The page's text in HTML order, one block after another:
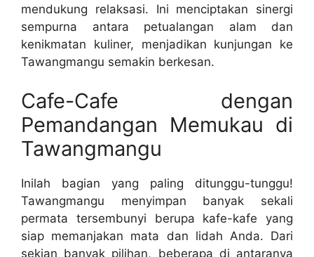
mendukung relaksasi. Ini menciptakan sinergi
sempurna antara petualangan alam dan
kenikmatan kuliner, menjadikan kunjungan ke
Tawangmangu semakin berkesan.
Cafe-Cafe dengan
Pemandangan Memukau di
Tawangmangu
Inilah bagian yang paling ditunggu-tunggu!
Tawangmangu menyimpan banyak sekali
permata tersembunyi berupa kafe-kafe yang
siap memanjakan mata dan lidah Anda. Dari
sekian banyak pilihan, beberapa di antaranya